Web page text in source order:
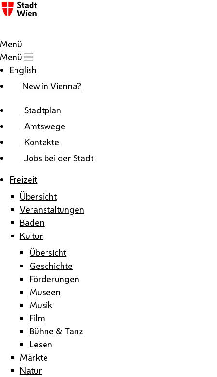
Zum Inhalt
Menü
Menü
English
New in Vienna?
Stadtplan
Amtswege
Kontakte
Jobs bei der Stadt
Freizeit
Übersicht
Veranstaltungen
Baden
Kultur
Übersicht
Geschichte
Förderungen
Museen
Musik
Film
Bühne & Tanz
Lesen
Märkte
Natur